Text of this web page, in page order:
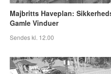
Majbritts Haveplan:
Gamle Vinduer
Sendes kl. 12.00